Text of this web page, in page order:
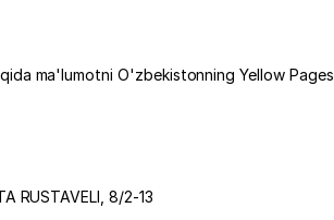
ma'lumotni O'zbekistonning Yellow Pages
RUSTAVELI , 8/2-13